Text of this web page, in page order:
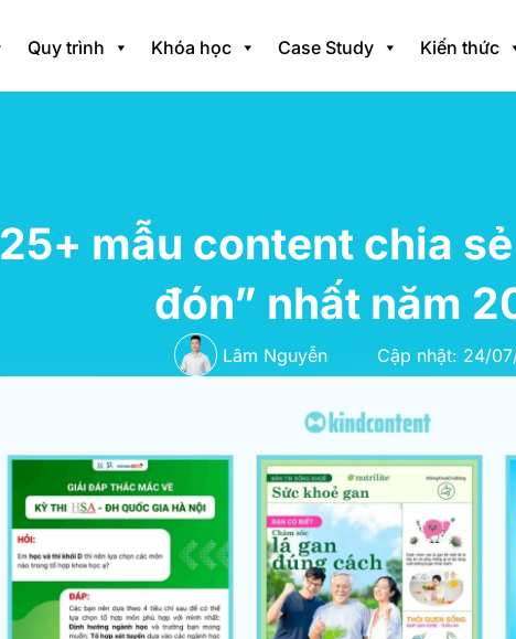
Quy trình Khóa học Case Study Kiến thức
25+ mẫu content chia
đón” nhất năm
Lâm Nguyễn Cập nhật: 24/